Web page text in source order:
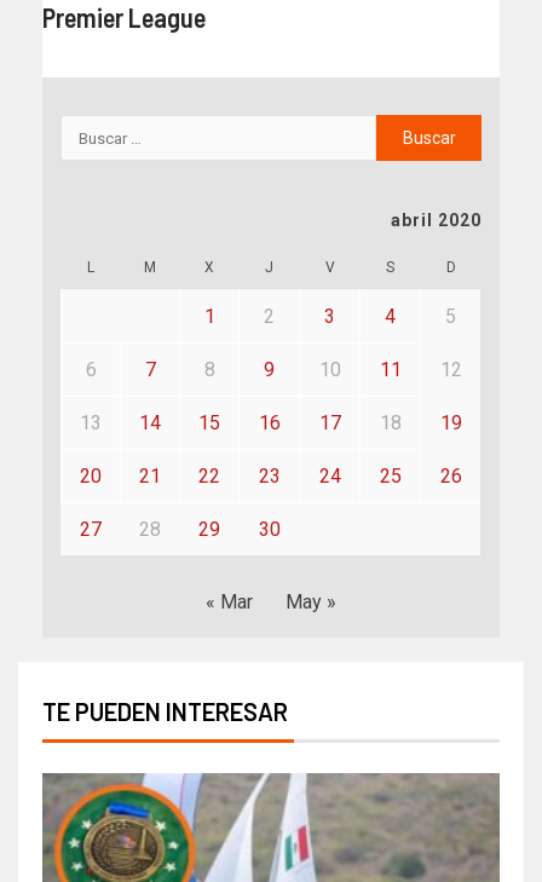
Premier League
abril 2020
L M X J V S D
1 2 3 4 5
6 7 8 9 10 11 12
13 14 15 16 17 18 19
20 21 22 23 24 25 26
27 28 29 30
« Mar May »
TE PUEDEN INTERESAR